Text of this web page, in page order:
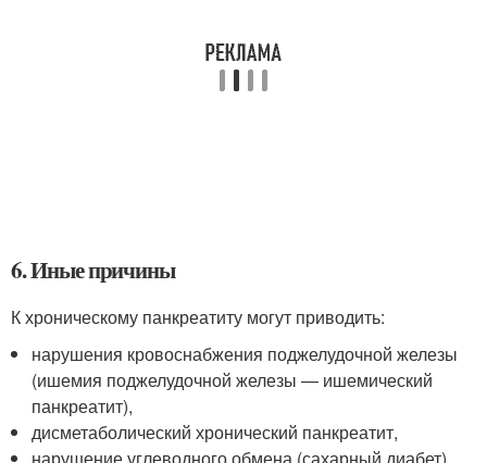
6. Иные причины
К хроническому панкреатиту могут приводить:
нарушения кровоснабжения поджелудочной железы
(ишемия поджелудочной железы — ишемический
панкреатит),
дисметаболический хронический панкреатит,